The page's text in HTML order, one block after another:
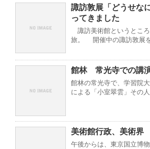
諏訪敦展「どうせな
ってきました
諏訪美術館というとこ
旅。 開催中の諏訪敦展
館林 常光寺での講
館林の常光寺で、学習院
による「小室翠雲」その
美術館行政、美術界
午後からは、東京国立博